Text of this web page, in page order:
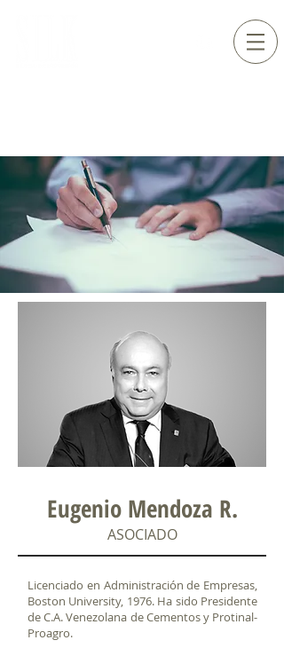
Eugenio Mendoza R.
ASOCIADO
Licenciado en Administración de Empresas,
Boston University, 1976. Ha sido Presidente
de C.A. Venezolana de Cementos y Protinal-
Proagro.